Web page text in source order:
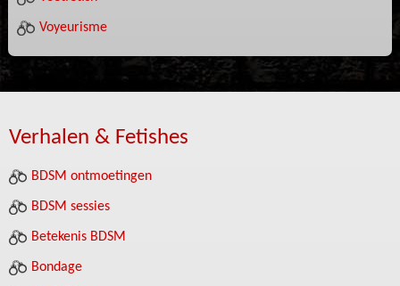
Voyeurisme
Verhalen & Fetishes
BDSM ontmoetingen
BDSM sessies
Betekenis BDSM
Bondage